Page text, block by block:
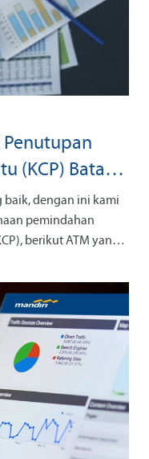
(KCP) Batam
07 September
baik, dengan ini kami
pemindahan
berikut ATM yang